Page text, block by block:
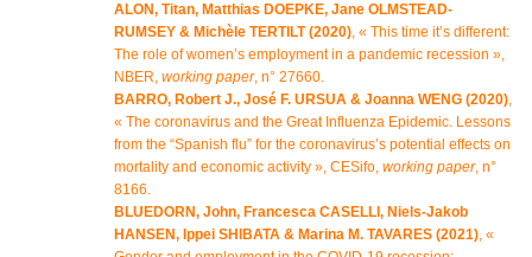
ALON, Titan, Matthias DOEPKE, Jane OLMSTEAD-
RUMSEY & Michèle TERTILT (2020), « This time it’s different:
The role of women’s employment in a pandemic recession »,
NBER, working paper, n° 27660.
BARRO, Robert J., José F. URSUA & Joanna WENG (2020),
« The coronavirus and the Great Influenza Epidemic. Lessons
from the “Spanish flu” for the coronavirus’s potential effects on
mortality and economic activity », CESifo, working paper, n°
8166.
BLUEDORN, John, Francesca CASELLI, Niels-Jakob
HANSEN, Ippei SHIBATA & Marina M. TAVARES (2021), «